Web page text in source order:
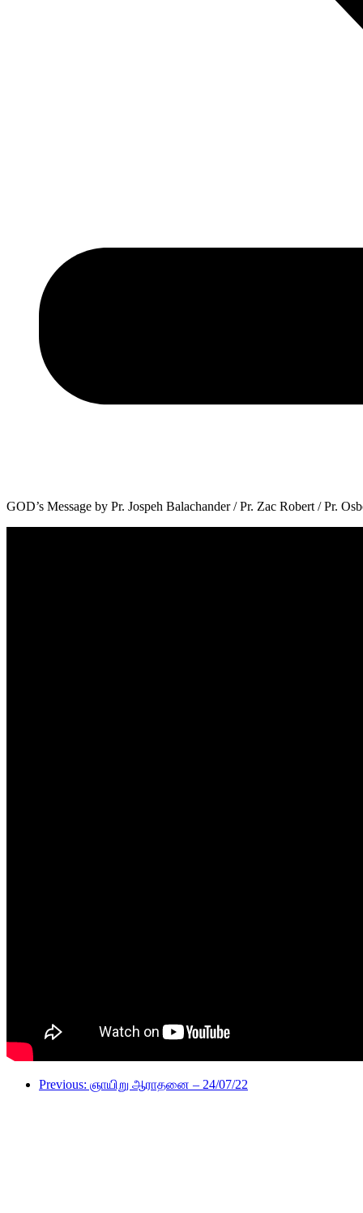
GOD’s Message by Pr. Jospeh Balachander / Pr. Zac Robert / Pr.
Previous: ஞாயிறு ஆராதனை – 24/07/22